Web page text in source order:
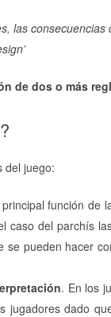
las
de dos o más
del juego:
función de
caso del parchís
pueden hacer
. En los
dado